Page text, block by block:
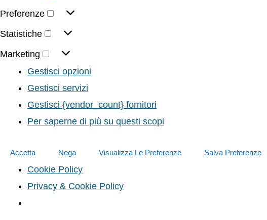
Preferenze
Statistiche
Marketing
Gestisci opzioni
Gestisci servizi
Gestisci {vendor_count} fornitori
Per saperne di più su questi scopi
Accetta Nega Visualizza Le Preferenze Salva Preferenze
Cookie Policy
Privacy & Cookie Policy